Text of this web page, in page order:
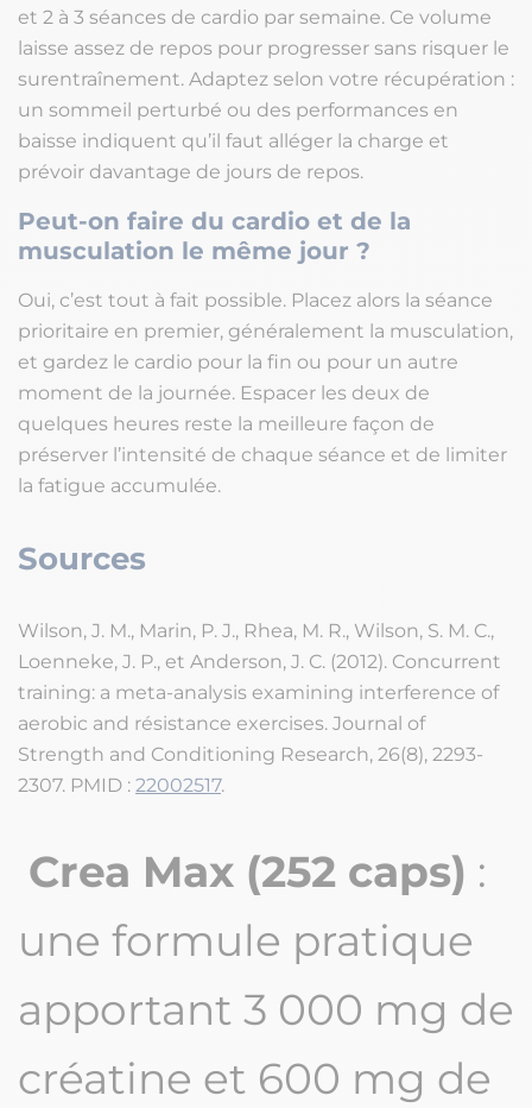
et 2 à 3 séances de cardio par semaine. Ce volume
laisse assez de repos pour progresser sans risquer le
surentraînement. Adaptez selon votre récupération :
un sommeil perturbé ou des performances en
baisse indiquent qu’il faut alléger la charge et
prévoir davantage de jours de repos.
Peut-on faire du cardio et de la
musculation le même jour ?
Oui, c’est tout à fait possible. Placez alors la séance
prioritaire en premier, généralement la musculation,
et gardez le cardio pour la fin ou pour un autre
moment de la journée. Espacer les deux de
quelques heures reste la meilleure façon de
préserver l’intensité de chaque séance et de limiter
la fatigue accumulée.
Sources
Wilson, J. M., Marin, P. J., Rhea, M. R., Wilson, S. M. C.,
Loenneke, J. P., et Anderson, J. C. (2012). Concurrent
training: a meta-analysis examining interference of
aerobic and résistance exercises. Journal of
Strength and Conditioning Research, 26(8), 2293-
2307. PMID : 22002517.
Crea Max (252 caps) :
une formule pratique
apportant 3 000 mg de
créatine et 600 mg de